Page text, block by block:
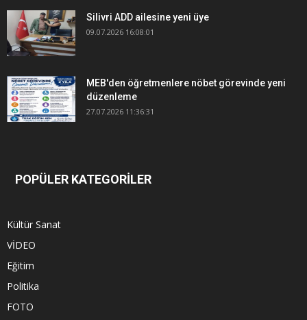
Silivri ADD ailesine yeni üye
09.07.2026 16:08:01
MEB'den öğretmenlere nöbet görevinde yeni
düzenleme
27.07.2026 11:36:31
POPÜLER KATEGORİLER
Kültür Sanat
VİDEO
Eğitim
Politika
FOTO